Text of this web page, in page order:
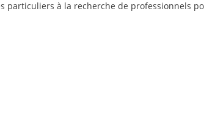
particuliers à la recherche de professionnels